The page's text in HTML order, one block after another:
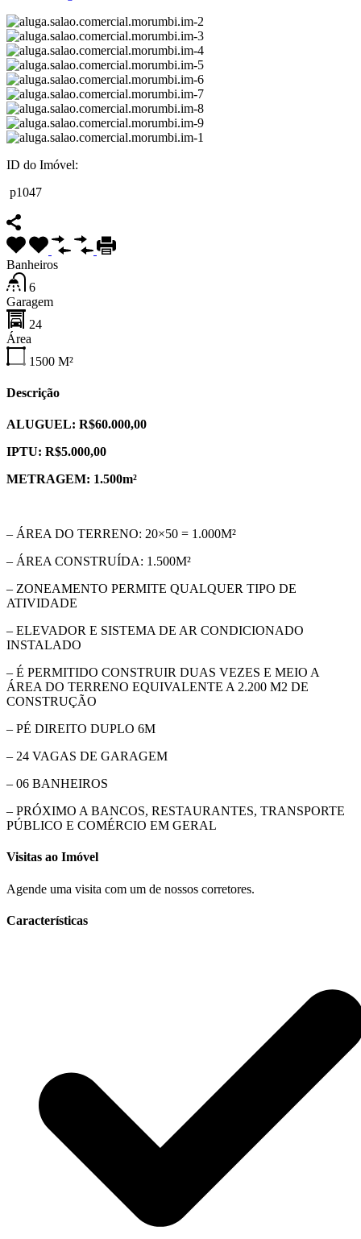
ID do Imóvel:
p1047
Banheiros
6
Garagem
24
Área
1500 M²
Descrição
ALUGUEL: R$60.000,00
IPTU: R$5.000,00
METRAGEM: 1.500m²
– ÁREA DO TERRENO: 20×50 = 1.000M²
– ÁREA CONSTRUÍDA: 1.500M²
– ZONEAMENTO PERMITE QUALQUER TIPO DE
ATIVIDADE
– ELEVADOR E SISTEMA DE AR CONDICIONADO
INSTALADO
– É PERMITIDO CONSTRUIR DUAS VEZES E MEIO A
ÁREA DO TERRENO EQUIVALENTE A 2.200 M2 DE
CONSTRUÇÃO
– PÉ DIREITO DUPLO 6M
– 24 VAGAS DE GARAGEM
– 06 BANHEIROS
– PRÓXIMO A BANCOS, RESTAURANTES, TRANSPORTE
PÚBLICO E COMÉRCIO EM GERAL
Visitas ao Imóvel
Agende uma visita com um de nossos corretores.
Características